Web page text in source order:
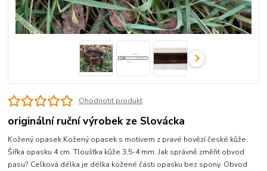
Ohodnotit produkt
originální ruční výrobek ze Slovácka
Kožený opasek Kožený opasek s motivem z pravé hovězí české kůže.
Šířka opasku 4 cm. Tloušťka kůže 3,5-4 mm. Jak správně změřit obvod
pasu? Celková délka je délka kožené části opasku bez spony. Obvod